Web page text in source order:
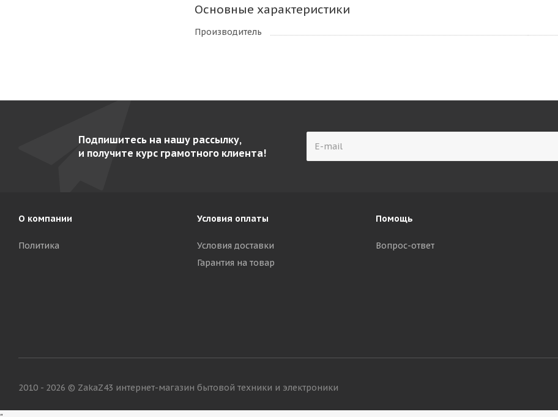
Основные характеристики
Производитель
Подпишитесь на нашу рассылку,
и получите курс грамотного клиента!
О компании
Политика
Условия оплаты
Условия доставки
Гарантия на товар
Помощь
Вопрос-ответ
2010 - 2026 © ZakaZ43 интернет-магазин бытовой техники и электроники